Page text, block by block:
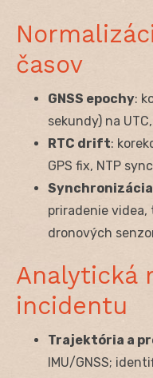
časov
GNSS epochy:
sekundy) na
RTC drift:
GPS fix, NTP
priradenie
dronových
Analytická
incidentu
Trajektória a
IMU/GNSS;